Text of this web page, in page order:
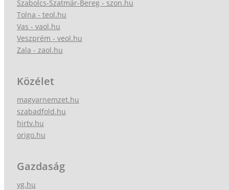
Szabolcs-Szatmár-Bereg - szon.hu
Tolna - teol.hu
Vas - vaol.hu
Veszprém - veol.hu
Zala - zaol.hu
Közélet
magyarnemzet.hu
szabadfold.hu
hirtv.hu
origo.hu
Gazdaság
vg.hu